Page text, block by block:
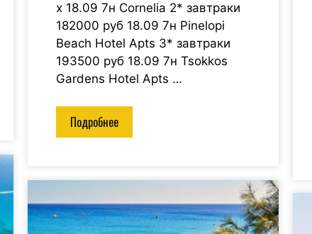
х 18.09 7н Cornelia 2* завтраки
182000 руб 18.09 7н Pinelopi
Beach Hotel Apts 3* завтраки
193500 руб 18.09 7н Tsokkos
Gardens Hotel Apts …
Подробнее